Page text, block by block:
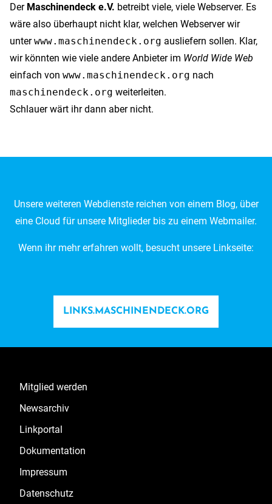
Der Maschinendeck e.V. betreibt viele, viele Webserver. Es
wäre also überhaupt nicht klar, welchen Webserver wir
unterwww.maschinendeck.org ausliefern sollen. Klar,
wir könnten wie viele andere Anbieter im World Wide Web
einfach von www.maschinendeck.org nach
maschinendeck.org weiterleiten.
Schlauer wärt ihr dann aber nicht.
Unsere weiteren Webdienste reichen von einem Blog, über
eine Cloud für unsere Mitglieder bis zu einem Webmailer.
Wenn ihr mehr erfahren wollt, besucht unsere Linkseite:
LINKS.MASCHINENDECK.ORG
Mitglied werden
Newsarchiv
Linkportal
Dokumentation
Impressum
Datenschutz